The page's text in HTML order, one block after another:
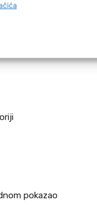
pokazao